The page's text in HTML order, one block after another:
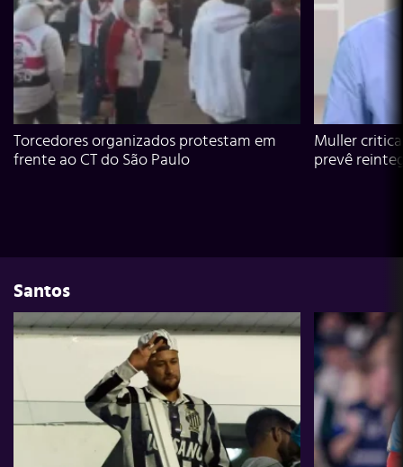
Torcedores organizados protestam em
frente ao CT do São Paulo
Muller
prevê
Santos